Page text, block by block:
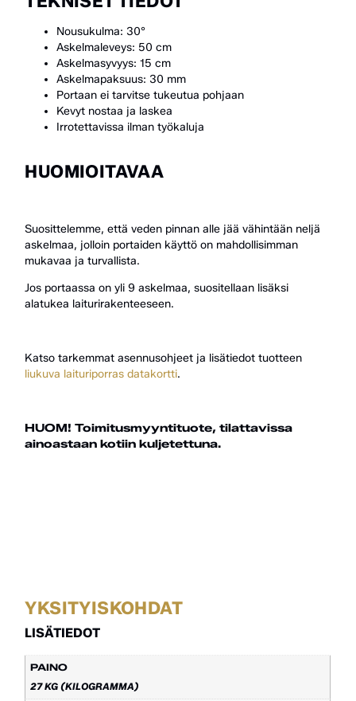
Nousukulma: 30°
Askelmaleveys: 50 cm
Askelmasyvyys: 15 cm
Askelmapaksuus: 30 mm
Portaan ei tarvitse tukeutua pohjaan
Kevyt nostaa ja laskea
Irrotettavissa ilman työkaluja
HUOMIOITAVAA
Suosittelemme, että veden pinnan alle jää vähintään neljä
askelmaa, jolloin portaiden käyttö on mahdollisimman
mukavaa ja turvallista.
Jos portaassa on yli 9 askelmaa, suositellaan lisäksi
alatukea laiturirakenteeseen.
Katso tarkemmat asennusohjeet ja lisätiedot tuotteen
liukuva laituriporras datakortti.
HUOM! Toimitusmyyntituote, tilattavissa
ainoastaan kotiin kuljetettuna.
YKSITYISKOHDAT
LISÄTIEDOT
PAINO
27 KG (KILOGRAMMA)